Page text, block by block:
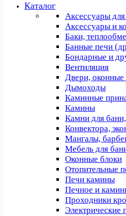
Каталог
Аксессуары
Аксессуары и
Баки,
Банные печи
Бондарные и
Вентиляция
Двери, оконные
Дымоходы
Каминные
Камины
Камни для
Конвектора,
Мангалы,
Мебель для
Оконные блоки
Отопительные
Печи камины
Печное и
Проходники
Электрические